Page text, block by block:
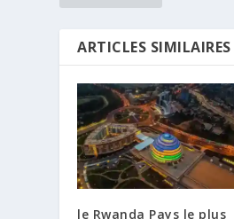
ARTICLES SIMILAIRES
le Rwanda Pays le plus